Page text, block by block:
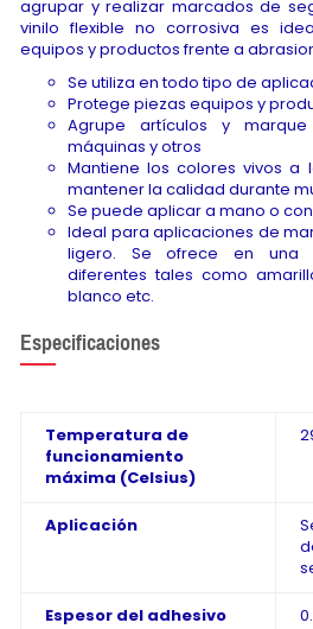
agrupar y realizar marcados de
vinilo flexible no corrosiva es
equipos y productos frente a
Se utiliza en todo tipo de
Protege piezas equipos y
Agrupe artículos y marque
máquinas y otros
Mantiene los colores vivos
mantener la calidad durante
Se puede aplicar a mano o
Ideal para aplicaciones de
ligero. Se ofrece en una
diferentes tales como
blanco etc.
Especificaciones
Temperatura de
funcionamiento
máxima (Celsius)
Aplicación
Espesor del adhesivo